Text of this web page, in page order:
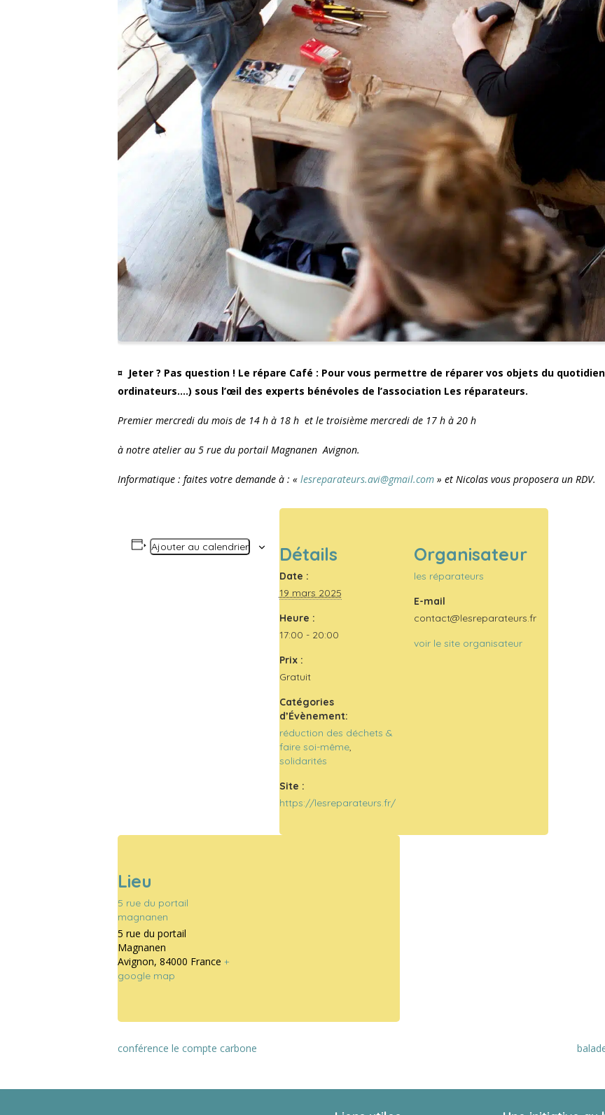
¤ Jeter ? Pas question ! Le répare Café : Pour vous permettre de réparer vos objets du
ordinateurs….) sous l’œil des experts bénévoles de l’association Les réparateurs.
Premier mercredi du mois de 14 h à 18 h et le troisième mercredi de 17 h à 20 h
à notre atelier au 5 rue du portail Magnanen Avignon.
Informatique : faites votre demande à : « lesreparateurs.avi@gmail.com » et Nicolas vous proposera un RDV.
Ajouter au calendrier Détails
Date :
19 mars 2025
Heure :
17:00 - 20:00
Prix :
Gratuit
Catégories
d’Évènement:
réduction des déchets &
faire soi-même,
solidarités
Site :
https://lesreparateurs.fr/
Organisateur
les réparateurs
E-mail
contact@lesreparateurs.fr
voir le site organisateur
Lieu
5 rue du portail
magnanen
5 rue du portail
Magnanen
Avignon, 84000 France +
google map
conférence le compte carbone